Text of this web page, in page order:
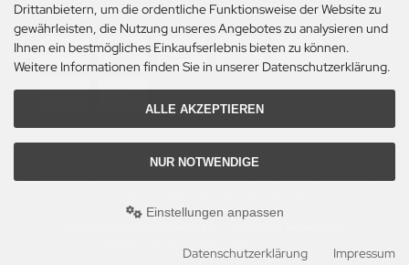
Zahlungsmethoden
Alle Preise inkl. gesetzl. MwSt. zzgl.Versandkosten. Die durchgestrichenen Preise
Drittanbietern, um die ordentliche Funktionsweise der Website zu
gewährleisten, die Nutzung unseres Angebotes zu analysieren und
Ihnen ein bestmögliches Einkaufserlebnis bieten zu können.
Weitere Informationen finden Sie in unserer Datenschutzerklärung.
ALLE AKZEPTIEREN
NUR NOTWENDIGE
Einstellungen anpassen
Datenschutzerklärung Impressum